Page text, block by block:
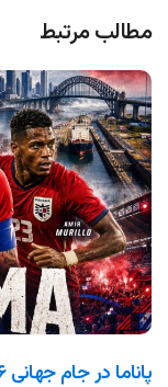
مطالب مرتبط